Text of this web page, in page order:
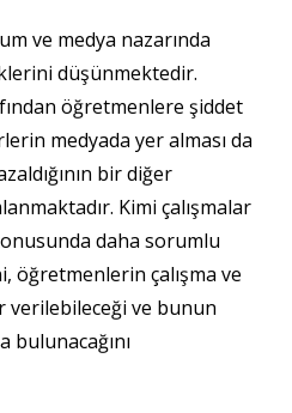
ve medya nazarında
düşünmektedir.
öğretmenlere şiddet
medyada yer alması da
bir diğer
Kimi çalışmalar
daha sorumlu
öğretmenlerin çalışma ve
verilebileceği ve bunun
bulunacağını